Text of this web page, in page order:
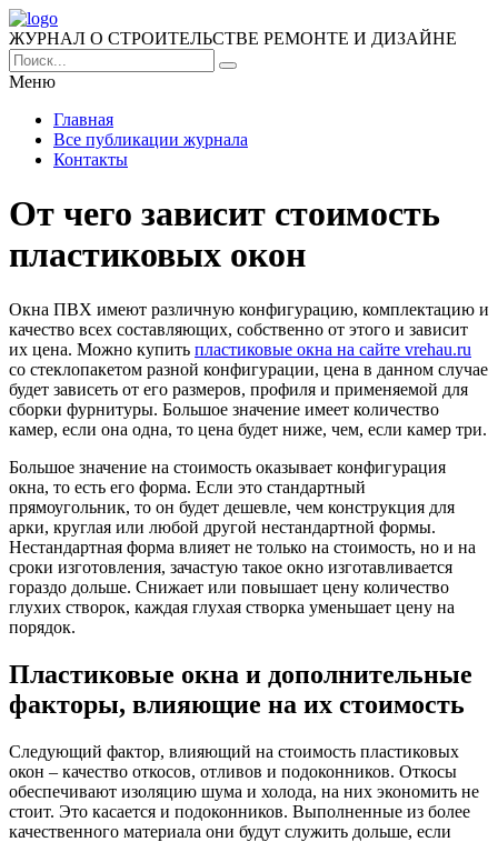
ЖУРНАЛ О СТРОИТЕЛЬСТВЕ РЕМОНТЕ И ДИЗАЙНЕ
Меню
Главная
Все публикации журнала
Контакты
От чего зависит стоимость
пластиковых окон
Окна ПВХ имеют различную конфигурацию, комплектацию и
качество всех составляющих, собственно от этого и зависит
их цена. Можно купить пластиковые окна на сайте vrehau.ru
со стеклопакетом разной конфигурации, цена в данном случае
будет зависеть от его размеров, профиля и применяемой для
сборки фурнитуры. Большое значение имеет количество
камер, если она одна, то цена будет ниже, чем, если камер три.
Большое значение на стоимость оказывает конфигурация
окна, то есть его форма. Если это стандартный
прямоугольник, то он будет дешевле, чем конструкция для
арки, круглая или любой другой нестандартной формы.
Нестандартная форма влияет не только на стоимость, но и на
сроки изготовления, зачастую такое окно изготавливается
гораздо дольше. Снижает или повышает цену количество
глухих створок, каждая глухая створка уменьшает цену на
порядок.
Пластиковые окна и дополнительные
факторы, влияющие на их стоимость
Следующий фактор, влияющий на стоимость пластиковых
окон – качество откосов, отливов и подоконников. Откосы
обеспечивают изоляцию шума и холода, на них экономить не
стоит. Это касается и подоконников. Выполненные из более
качественного материала они будут служить дольше, если